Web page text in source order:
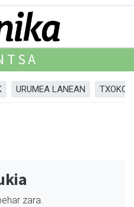
URUMEA LANEAN
zara.